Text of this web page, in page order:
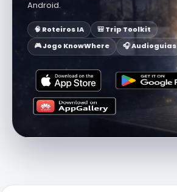
Android.
🧠 Roteiros IA
🎒 Trip Toolkit
🎮 Jogo KnowWhere
🎧 Audioguias